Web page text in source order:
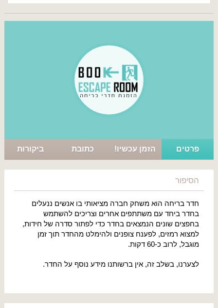
פרטים הזמן עכשיו! כתובת ביקורות
הסיפור
חדר בריחה הוא משחק חברה מציאותי בו אנשים ננעלים
בחדר ביחד עם משתתפים אחרים וצריכים להשתמש
בחפצים שונים הנמצאים בחדר כדי לפתור סדרה של חידות,
למצוא רמזים, לפענח צופנים ולהימלט מהחדר תוך זמן
מוגבל, לרוב כ-60 דקות.
לצערנו, בשלב זה, אין ברשותנו מידע נוסף על החדר.